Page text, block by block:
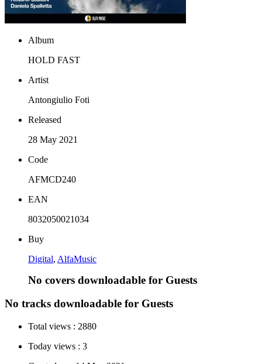
Album
HOLD FAST
Artist
Antongiulio Foti
Released
28 May 2021
Code
AFMCD240
EAN
8032050021034
Buy
Digital, AlfaMusic
No covers downloadable for Guests
No tracks downloadable for Guests
Total views : 2880
Today views : 3